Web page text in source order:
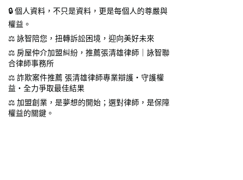
🔒 個人資料，不只是資料，更是每個人的尊嚴與
權益。
⚖️ 詠智陪您，扭轉訴訟困境，迎向美好未來
⚖️ 房屋仲介加盟糾紛，推薦張清雄律師｜詠智聯
合律師事務所
⚖️ 詐欺案件推薦 張清雄律師專業辯護・守護權
益・全力爭取最佳結果
⚖️ 加盟創業，是夢想的開始；選對律師，是保障
權益的關鍵。